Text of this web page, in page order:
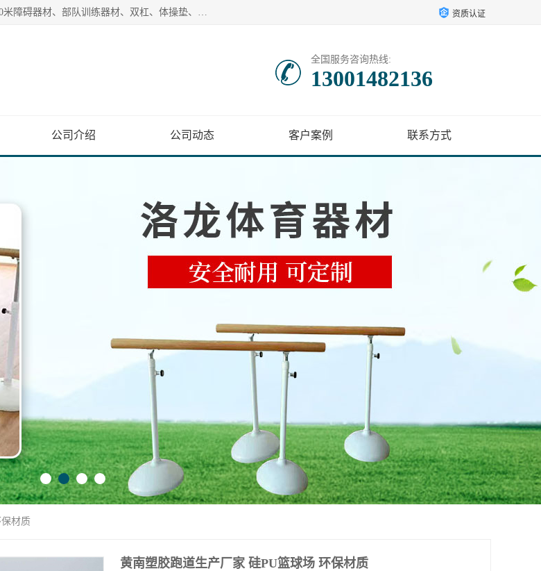
【1分钟前更新】盐山洛龙体育器材销售有限公司批量供应：300米障碍器材、400米障碍器材、部队训练器材、双杠、体操垫、舞蹈把杆等产品。盐山洛龙体育器材销售有限公司经过多年的发展，集研发，生产，销售，售后服务为一体. 奉行“质量，信誉，服务”的宗旨，以开拓创新的精神和真诚守信的态度积极进取。 资质认证
全国服务咨询热线:
13001482136
公司介绍 公司动态 客户案例 联系方式
材质
黄南塑胶跑道生产厂家 硅PU篮球场 环保材质